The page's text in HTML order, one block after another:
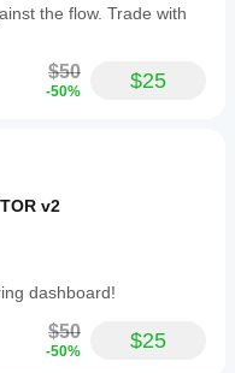
the flow. Trade with
$50
-50% $25
v2
dashboard!
$50
-50% $25